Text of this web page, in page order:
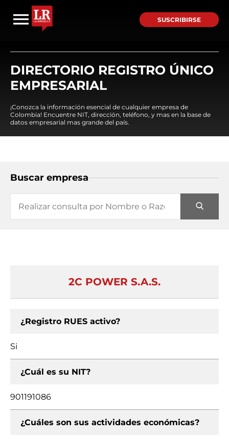
SUSCRIBIRSE
DIRECTORIO REGISTRO ÚNICO
EMPRESARIAL
¡Conozca la información esencial de cualquier empresa de
Colombia! Encuentre NIT, dirección, teléfono, y mas en la base de
datos empresarial mas grande del país.
Buscar empresa
2C POWER S.A.S.
¿Registro RUES activo?
Si
¿Cuál es su NIT?
901191086
¿Cuáles son sus actividades económicas?